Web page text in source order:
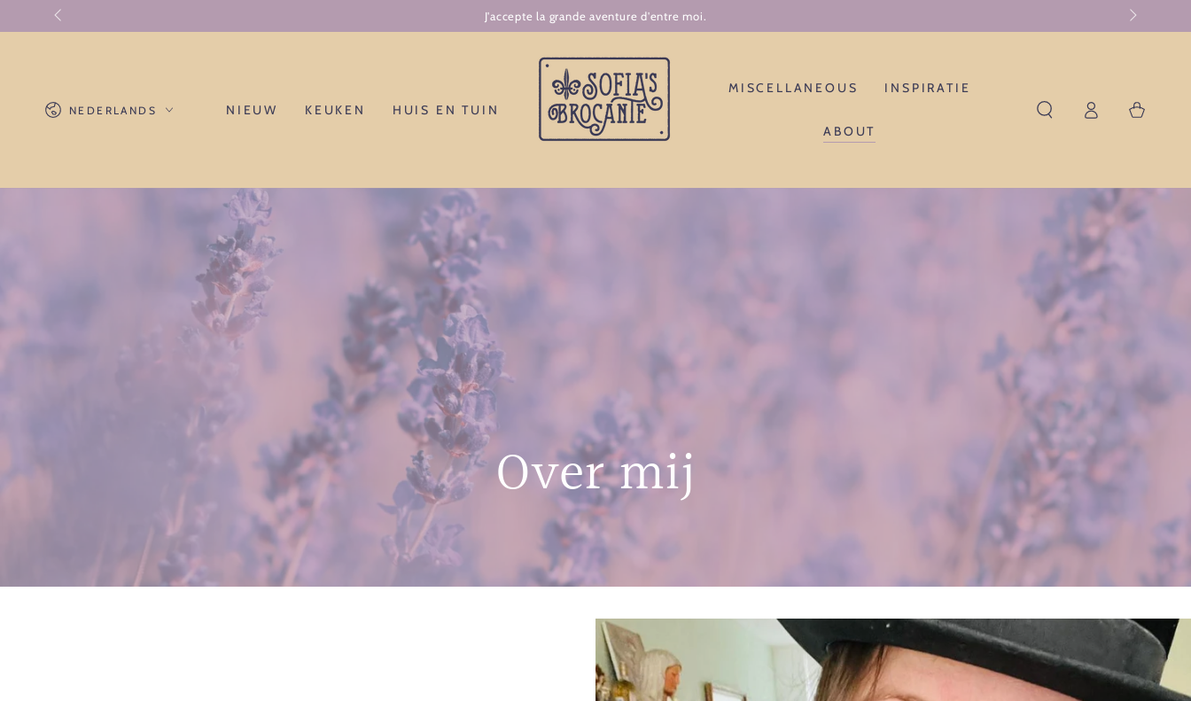
GA NAAR
CONTENT
J'accepte la grande aventure d'entre moi.
Taal NEDERLANDS NIEUW KEUKEN HUIS EN TUIN
MISCELLANEOUS INSPIRATIE
ABOUT
Log
in
Winkelwagen
Over mij